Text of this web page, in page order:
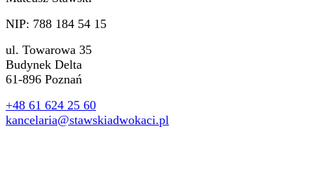
NIP: 788 184 54 15
ul. Towarowa 35
Budynek Delta
61-896 Poznań
+48 61 624 25 60
kancelaria@stawskiadwokaci.pl